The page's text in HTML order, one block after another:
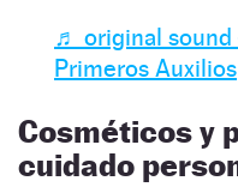
♬ original sound
Primeros Auxilios
Cosméticos y
cuidado